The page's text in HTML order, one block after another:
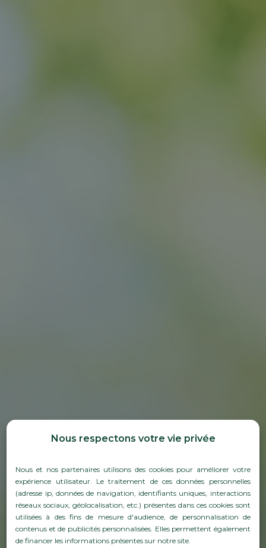
Nous respectons votre vie privée
Nous et nos partenaires utilisons des cookies pour améliorer votre
expérience utilisateur. Le traitement de ces données personnelles
(adresse ip, données de navigation, identifiants uniques, interactions
réseaux sociaux, géolocalisation, etc.) présentes dans ces cookies sont
utilisées à des fins de mesure d'audience, de personnalisation de
contenus et de publicités personnalisées. Elles permettent également
de financer les informations présentes sur notre site.